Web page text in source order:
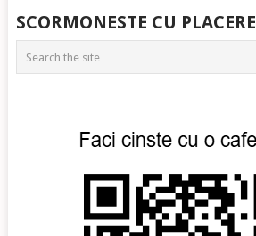
POSTS
NAVIGATION
SCORMONESTE CU PLACERE